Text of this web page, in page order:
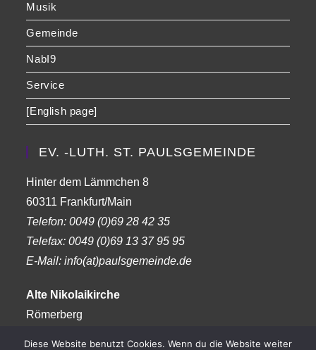
Musik
Gemeinde
NabI9
Service
[English page]
EV. -LUTH. ST. PAULSGEMEINDE
Hinter dem Lämmchen 8
60311 Frankfurt/Main
Telefon:0049 (0)69 28 42 35
Telefax:0049 (0)69 13 37 95 95
E-Mail: info(at)paulsgemeinde.de
Alte Nikolaikirche
Römerberg
Diese Website benutzt Cookies. Wenn du die Website weiter